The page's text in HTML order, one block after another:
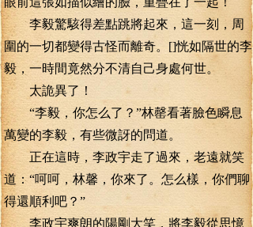
李毅驚駭得差點跳將起來，這一刻，周
圍的一切都變得古怪而離奇。[]恍如隔世的李
毅，一時間竟然分不清自己身處何世。
太詭異了！
“李毅，你怎么了？”林罄看著臉色瞬息
萬變的李毅，有些微訝的問道。
正在這時，李政宇走了過來，老遠就笑
道：“呵呵，林馨，你來了。怎么樣，你們聊
得還順利吧？”
李政宇爽朗的陽剛大笑，將李毅從思憶